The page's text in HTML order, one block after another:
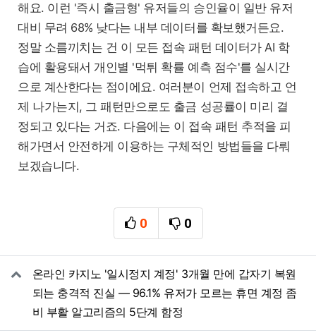
해요. 이런 '즉시 출금형' 유저들의 승인율이 일반 유저
대비 무려 68% 낮다는 내부 데이터를 확보했거든요.
정말 소름끼치는 건 이 모든 접속 패턴 데이터가 AI 학
습에 활용돼서 개인별 '먹튀 확률 예측 점수'를 실시간
으로 계산한다는 점이에요. 여러분이 언제 접속하고 언
제 나가는지, 그 패턴만으로도 출금 성공률이 미리 결
정되고 있다는 거죠. 다음에는 이 접속 패턴 추적을 피
해가면서 안전하게 이용하는 구체적인 방법들을 다뤄
보겠습니다.
0
추천
0
비추천
관련자료
온라인 카지노 '일시정지 계정' 3개월 만에 갑자기 복원
되는 충격적 진실 — 96.1% 유저가 모르는 휴면 계정 좀
비 부활 알고리즘의 5단계 함정